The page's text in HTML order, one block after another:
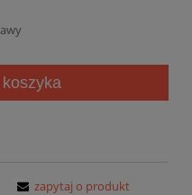
koszyka
zapytaj o produkt